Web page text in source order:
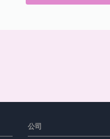
公司